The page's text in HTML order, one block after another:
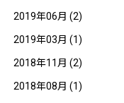
2019年06月 (2)
2019年03月 (1)
2018年11月 (2)
2018年08月 (1)